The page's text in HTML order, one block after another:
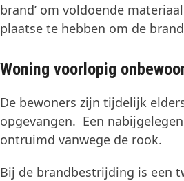
brand’ om voldoende
plaatse te hebben om de
Woning voorlopig
De bewoners zijn tijdelijk
opgevangen. Een
ontruimd vanwege de rook.
Bij de brandbestrijding is een